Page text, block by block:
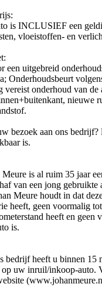
is INCLUSIEF een
vloeistoffen- en
een uitgebreid
Onderhoudsbeurt
vereist onderhoud van
nieuwe
bezoek aan ons bedrijf?
is.
is al ruim 35 jaar
van een jong gebruikte
Meure houdt in dat
heeft, geen voormalig
heeft en geen
is.
bedrijf heeft u binnen 15
op uw inruil/inkoop-auto.